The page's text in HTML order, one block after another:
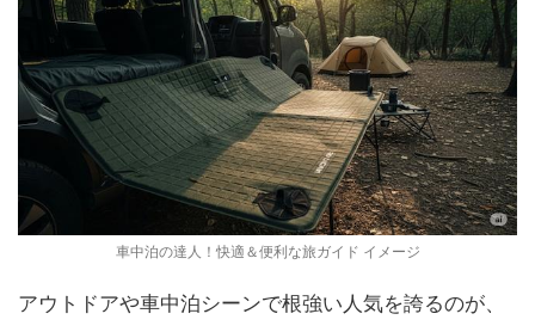
車中泊の達人！快適＆便利な旅ガイド イメージ
アウトドアや車中泊シーンで根強い人気を誇るのが、